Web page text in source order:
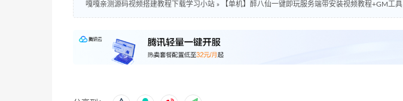
嘎嘎亲测源码视频搭建教程下载学习小站 » 【单机】醉八仙一键即玩服务端带安装视频教程+GM工具